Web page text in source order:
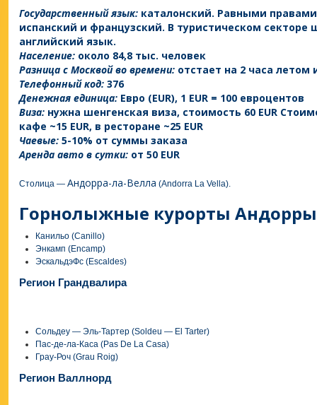
Государственный язык: каталонский. Равными
испанский и французский. В туристическом секторе
английский язык.
Население: около 84,8 тыс. человек
Разница с Москвой во времени: отстает на 2 часа летом
Телефонный код: 376
Денежная единица: Евро (EUR), 1 EUR = 100 евроцентов
Виза: нужна шенгенская виза, стоимость 60 EUR
кафе ~15 EUR, в ресторане ~25 EUR
Чаевые: 5-10% от суммы заказа
Аренда авто в сутки: от 50 EUR
Столица — Андорра-ла-Велла (Andorra La Vella).
Горнолыжные курорты Андорры
Канильо (Canillo)
Энкамп (Encamp)
ЭскальдэФс (Escaldes)
Регион Грандвалира
Сольдеу — Эль-Тартер (Soldeu — El Tarter)
Пас-де-ла-Каса (Pas De La Casa)
Грау-Роч (Grau Roig)
Регион Валлнорд